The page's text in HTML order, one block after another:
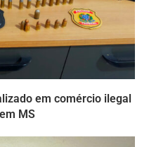
em comércio ilegal
MS